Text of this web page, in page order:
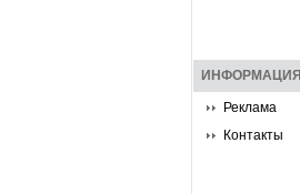
ИНФОРМАЦИЯ
Реклама
Контакты